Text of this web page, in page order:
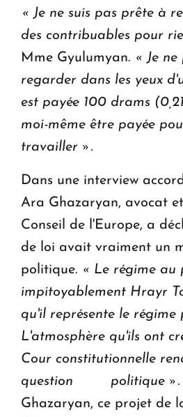
« Je ne suis pas prête à
des contribuables pour
Mme Gyulumyan. « Je
regarder dans les yeux
est payée 100 drams
moi-même être payée
travailler ».
Dans une interview
Ara Ghazaryan, avocat
Conseil de l'Europe, a
de loi avait vraiment un
politique. « Le régime au
impitoyablement Hrayr
qu'il représente le régime
L'atmosphère qu'ils ont
Cour constitutionnelle
question politique ».
Ghazaryan, ce projet de